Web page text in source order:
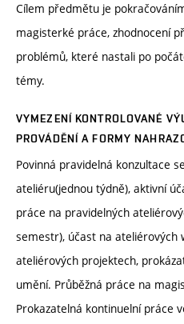
Cílem předmětu je
magisterké práce, zhodnocení
problémů, které nastali po
témy.
VYMEZENÍ KONTROLOVANÉ
PROVÁDĚNÍ A FORMY
Povinná pravidelná konzultace
ateliéru(jednou týdně), aktivní
práce na pravidelných
semestr), účast na ateliérových
ateliérových projektech,
umění. Průběžná práce na
Prokazatelná kontinuelní práce